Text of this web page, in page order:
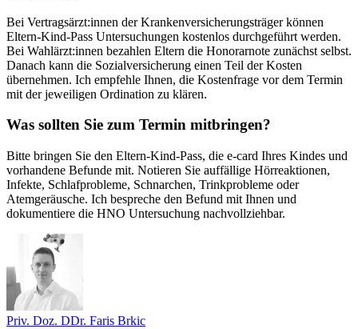
Bei Vertragsärzt:innen der Krankenversicherungsträger können
Eltern-Kind-Pass Untersuchungen kostenlos durchgeführt werden.
Bei Wahlärzt:innen bezahlen Eltern die Honorarnote zunächst selbst.
Danach kann die Sozialversicherung einen Teil der Kosten
übernehmen. Ich empfehle Ihnen, die Kostenfrage vor dem Termin
mit der jeweiligen Ordination zu klären.
Was sollten Sie zum Termin mitbringen?
Bitte bringen Sie den Eltern-Kind-Pass, die e-card Ihres Kindes und
vorhandene Befunde mit. Notieren Sie auffällige Hörreaktionen,
Infekte, Schlafprobleme, Schnarchen, Trinkprobleme oder
Atemgeräusche. Ich bespreche den Befund mit Ihnen und
dokumentiere die HNO Untersuchung nachvollziehbar.
Priv. Doz. DDr. Faris Brkic